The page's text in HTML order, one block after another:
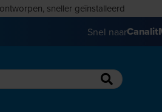
sneller geïnstalleerd
Snel naarCanalit